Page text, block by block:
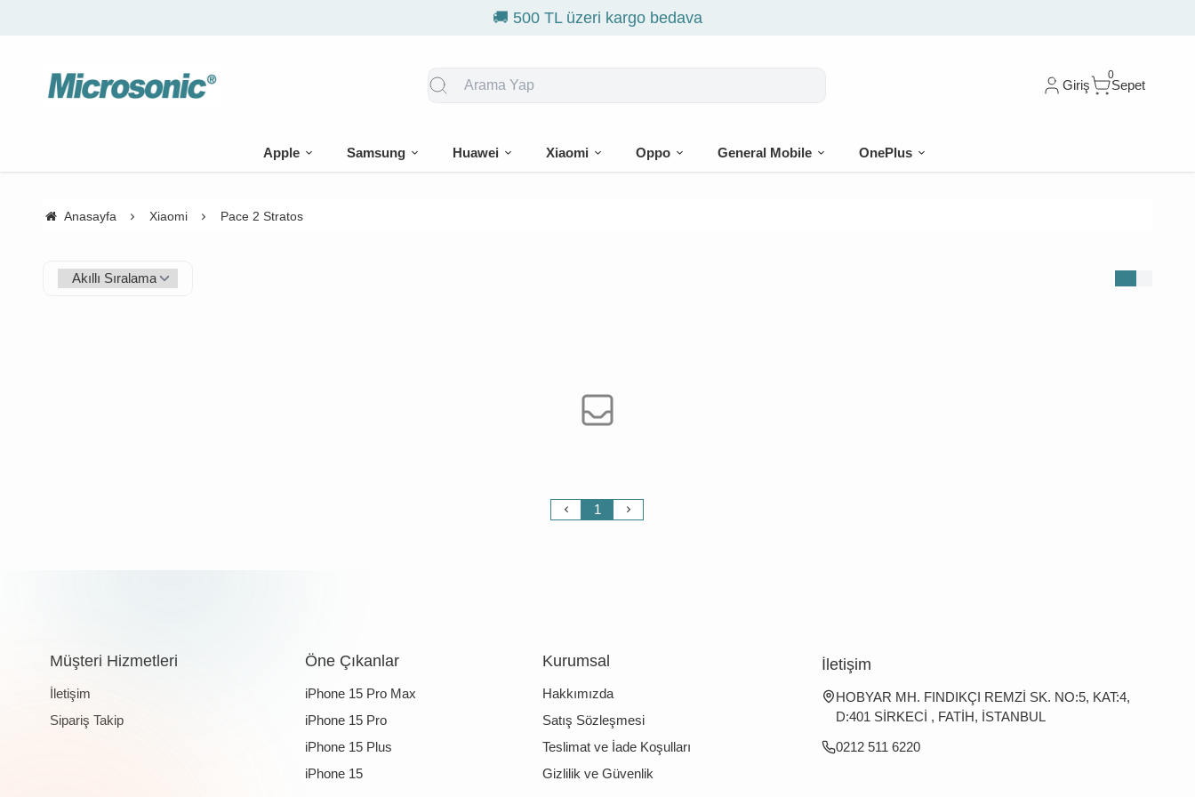
🚚 500 TL üzeri kargo bedava
Giriş
0
Sepet
Apple Samsung Huawei Xiaomi Oppo General Mobile OnePlus
Anasayfa Xiaomi Pace 2 Stratos
1
Müşteri Hizmetleri
İletişim
Sipariş Takip
Öne Çıkanlar
iPhone 15 Pro Max
iPhone 15 Pro
iPhone 15 Plus
iPhone 15
Kurumsal
Hakkımızda
Satış Sözleşmesi
Teslimat ve İade Koşulları
Gizlilik ve Güvenlik
İletişim
HOBYAR MH. FINDIKÇI REMZİ SK. NO:5, KAT:4,
D:401 SİRKECİ , FATİH, İSTANBUL
0212 511 6220